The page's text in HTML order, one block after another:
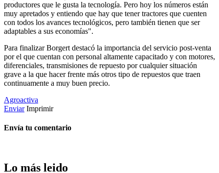
productores que le gusta la tecnología. Pero hoy los números están
muy apretados y entiendo que hay que tener tractores que cuenten
con todos los avances tecnológicos, pero también tienen que ser
adaptables a sus economías".
Para finalizar Borgert destacó la importancia del servicio post-venta
por el que cuentan con personal altamente capacitado y con motores,
diferenciales, transmisiones de repuesto por cualquier situación
grave a la que hacer frente más otros tipo de repuestos que traen
continuamente a muy buen precio.
Agroactiva
Enviar Imprimir
Envía tu comentario
Lo más leido